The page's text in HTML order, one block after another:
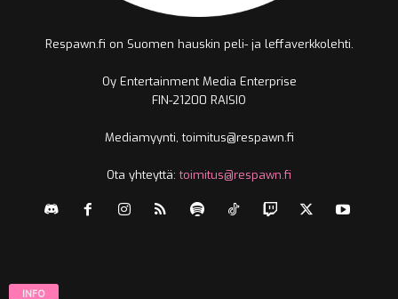
Respawn.fi on Suomen hauskin peli- ja leffaverkkolehti.
Oy Entertainment Media Enterprise
FIN-21200 RAISIO
Mediamyynti, toimitus@respawn.fi
Ota yhteyttä:toimitus@respawn.fi
INFO